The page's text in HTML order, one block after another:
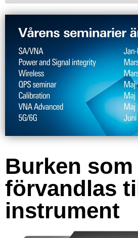
Burken som
förvandlas
instrument